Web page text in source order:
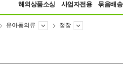
해외상품소싱 사업자전용 묶음배송
유아동의류 정장